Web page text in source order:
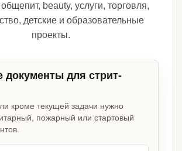
beauty, услуги, торговля,
детские и образовательные
проекты.
для стрит-
кроме текущей задачи нужно
пожарный или стартовый